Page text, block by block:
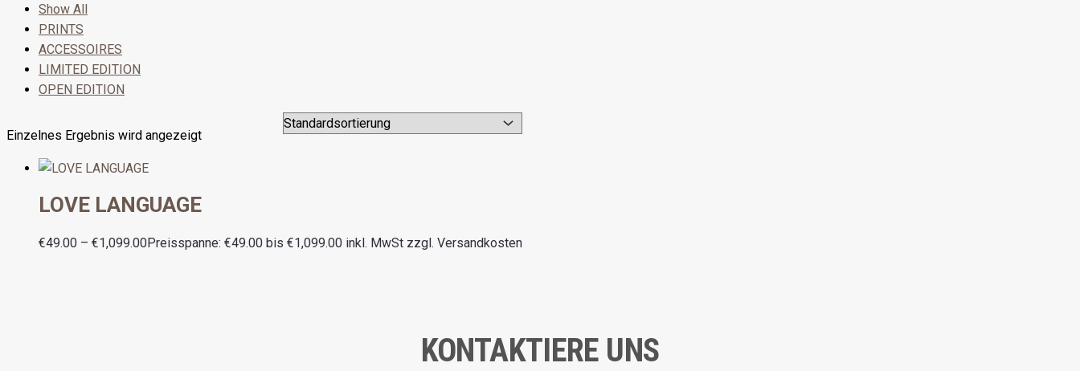
Show All
PRINTS
ACCESSOIRES
LIMITED EDITION
OPEN EDITION
Einzelnes Ergebnis wird angezeigt
LOVE LANGUAGE
€49.00 – €1,099.00Preisspanne: €49.00 bis €1,099.00 inkl. MwSt zzgl. Versandkosten
KONTAKTIERE UNS